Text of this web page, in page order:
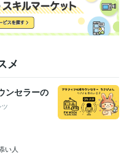
メ
ンセラーの
ツ
い人